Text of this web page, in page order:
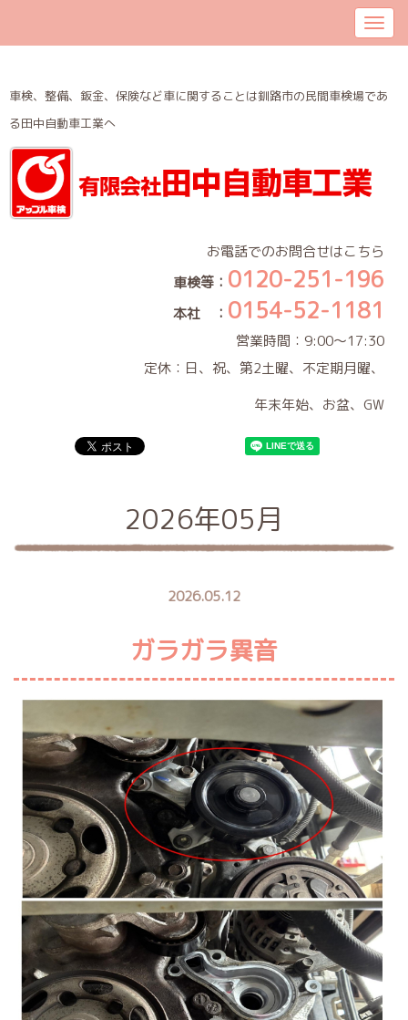
車検、整備、鈑金、保険など車に関することは釧路市の民間車検場であ
る田中自動車工業へ
お電話でのお問合せはこちら
車検等： 0120-251-196
本社 ： 0154-52-1181
営業時間：9:00～17:30
定休：日、祝、第2土曜、不定期月曜、
年末年始、お盆、GW
2026年05月
2026.05.12
ガラガラ異音